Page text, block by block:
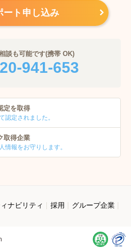
ート申し込み
談も可能です(携帯 OK)
941-653
定を取得
認定されました。
取得企業
情報をお守りします。
ナビリティ 採用
グループ企業